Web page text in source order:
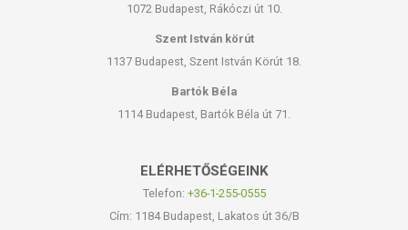
1072 Budapest, Rákóczi út 10.
Szent István körút
1137 Budapest, Szent István Körút 18.
Bartók Béla
1114 Budapest, Bartók Béla út 71.
ELÉRHETŐSÉGEINK
Telefon: +36-1-255-0555
Cím: 1184 Budapest, Lakatos út 36/B